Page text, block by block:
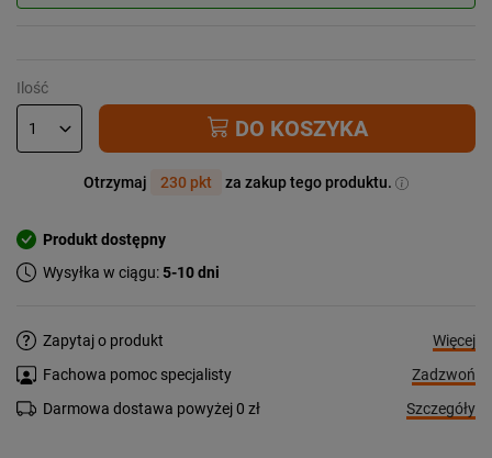
Ilość
DO KOSZYKA
Otrzymaj 230 pkt za zakup tego produktu.
Produkt dostępny
Wysyłka w ciągu:5-10 dni
Zapytaj o produkt
Więcej
Fachowa pomoc specjalisty
Zadzwoń
Darmowa dostawa powyżej 0 zł
Szczegóły